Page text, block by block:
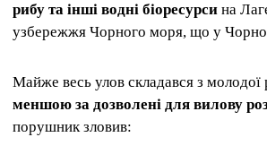
рибу та інші водні біоресурси на
узбережжя Чорного моря, що у
Майже весь улов складався з молодої
меншою за дозволені для вилову
порушник зловив: